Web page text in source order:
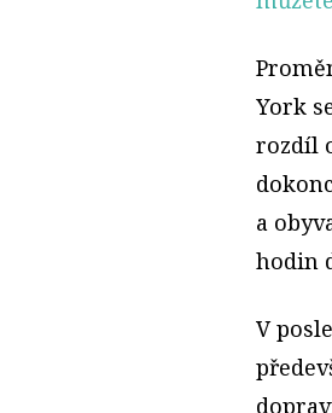
York
rozdíl
a
hodin
V